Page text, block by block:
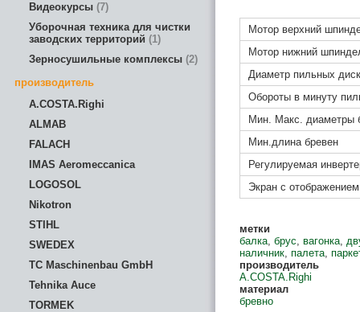
Видеокурсы 7
Уборочная техника для чистки
заводских территорий
1
Зерносушильные комплексы 2
производитель
A.COSTA.Righi
ALMAB
FALACH
IMAS Aeromeccanica
LOGOSOL
Nikotron
STIHL
SWEDEX
TC Maschinenbau GmbH
Tehnika Auce
TORMEK
Мотор верхний
Мотор нижний
Диаметр пильных
Обороты в минуту
Мин. Макс. диаметры
Мин.длина бревен
Регулируемая
Экран с
метки
балка, брус, вагонка,
наличник, палета,
производитель
A.COSTA.Righi
материал
бревно